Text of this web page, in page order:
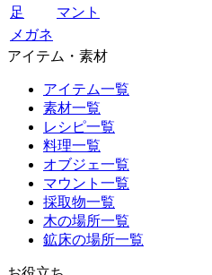
足
マント
メガネ
アイテム・素材
アイテム一覧
素材一覧
レシピ一覧
料理一覧
オブジェ一覧
マウント一覧
採取物一覧
木の場所一覧
鉱床の場所一覧